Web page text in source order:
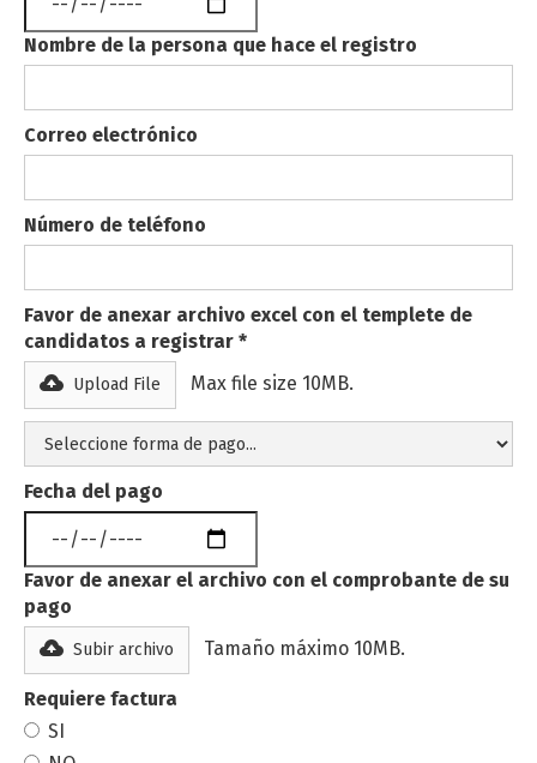
Nombre de la persona que hace el registro
Correo electrónico
Número de teléfono
Favor de anexar archivo excel con el templete de
candidatos a registrar *
Upload File Max file size 10MB.
Fecha del pago
Favor de anexar el archivo con el comprobante de su
pago
Subir archivo Tamaño máximo 10MB.
Requiere factura
SI